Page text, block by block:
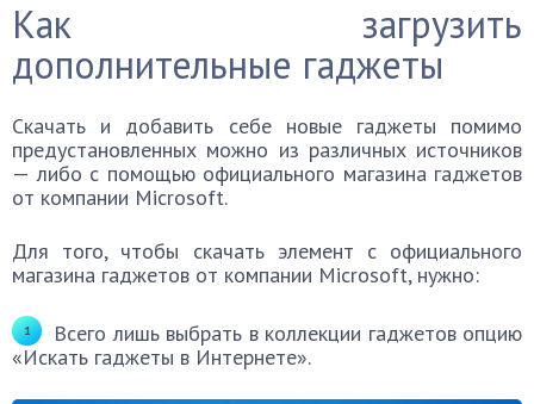
Как загрузить
дополнительные гаджеты
Скачать и добавить себе новые гаджеты помимо
предустановленных можно из различных источников
— либо с помощью официального магазина гаджетов
от компании Microsoft.
Для того, чтобы скачать элемент с официального
магазина гаджетов от компании Microsoft, нужно:
Всего лишь выбрать в коллекции гаджетов опцию
«Искать гаджеты в Интернете».